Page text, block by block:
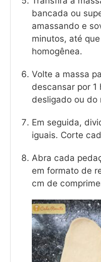
bancada ou
amassando e
minutos, até
homogênea.
Volte a massa
descansar por
desligado ou do
Em seguida,
iguais. Corte
Abra cada
em formato de
cm de